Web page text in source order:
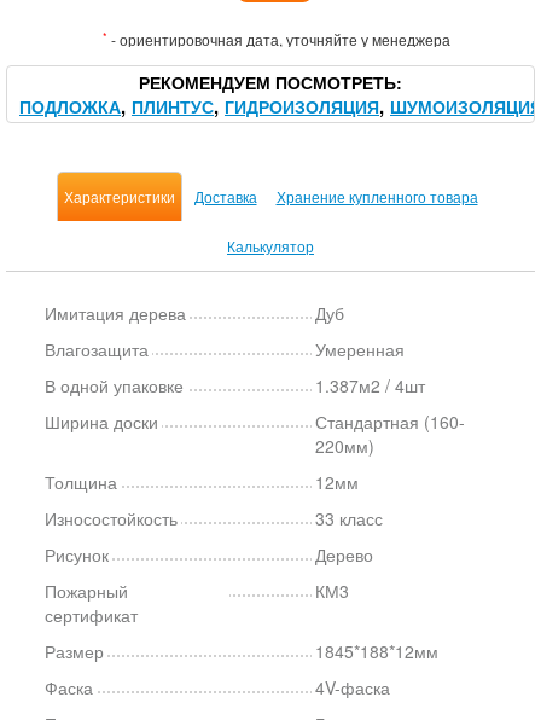
* - ориентировочная дата, уточняйте у менеджера
РЕКОМЕНДУЕМ ПОСМОТРЕТЬ
ПОДЛОЖКА ПЛИНТУС ГИДРОИЗОЛЯЦИЯ ШУМОИЗОЛЯЦИЯ
Характеристики Доставка Хранение купленного товара
Калькулятор
Имитация дерева
Дуб
Влагозащита
Умеренная
В одной упаковке
1.387м2 / 4шт
Ширина доски
Стандартная (160-
220мм)
Толщина
12мм
Износостойкость
33 класс
Рисунок
Дерево
Пожарный
сертификат
КМ3
Размер
1845*188*12мм
Фаска
4V-фаска